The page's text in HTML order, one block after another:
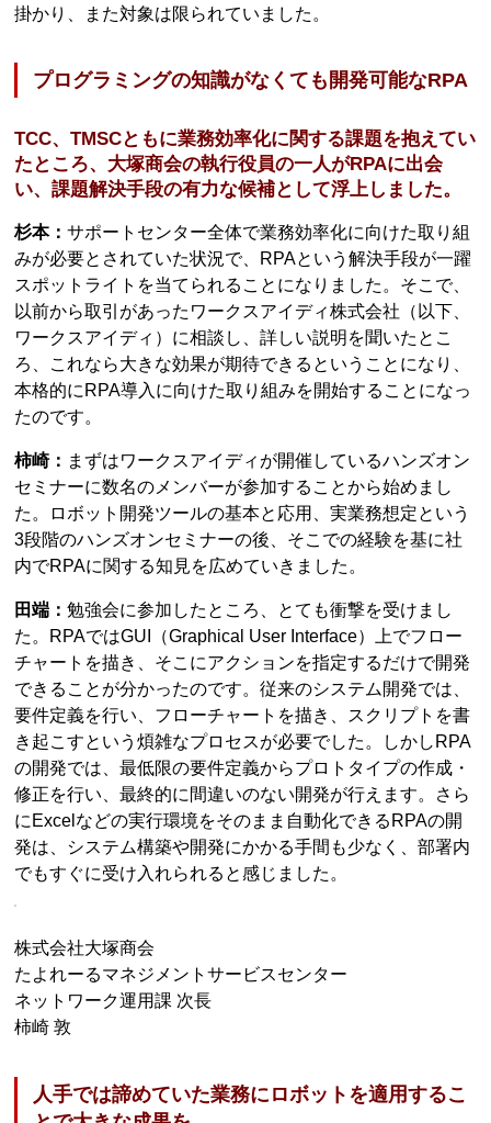
掛かり、また対象は限られていました。
プログラミングの知識がなくても開発可能なRPA
TCC、TMSCともに業務効率化に関する課題を抱えてい
たところ、大塚商会の執行役員の一人がRPAに出会
い、課題解決手段の有力な候補として浮上しました。
杉本：サポートセンター全体で業務効率化に向けた取り組
みが必要とされていた状況で、RPAという解決手段が一躍
スポットライトを当てられることになりました。そこで、
以前から取引があったワークスアイディ株式会社（以下、
ワークスアイディ）に相談し、詳しい説明を聞いたとこ
ろ、これなら大きな効果が期待できるということになり、
本格的にRPA導入に向けた取り組みを開始することになっ
たのです。
柿崎： まずはワークスアイディが開催しているハンズオン
セミナーに数名のメンバーが参加することから始めまし
た。ロボット開発ツールの基本と応用、実業務想定という
3段階のハンズオンセミナーの後、そこでの経験を基に社
内でRPAに関する知見を広めていきました。
田端：勉強会に参加したところ、とても衝撃を受けまし
た。RPAではGUI（Graphical User Interface）上でフロー
チャートを描き、そこにアクションを指定するだけで開発
できることが分かったのです。従来のシステム開発では、
要件定義を行い、フローチャートを描き、スクリプトを書
き起こすという煩雑なプロセスが必要でした。しかしRPA
の開発では、最低限の要件定義からプロトタイプの作成・
修正を行い、最終的に間違いのない開発が行えます。さら
にExcelなどの実行環境をそのまま自動化できるRPAの開
発は、システム構築や開発にかかる手間も少なく、部署内
でもすぐに受け入れられると感じました。
株式会社大塚商会
たよれーるマネジメントサービスセンター
ネットワーク運用課 次長
柿崎 敦
人手では諦めていた業務にロボットを適用するこ